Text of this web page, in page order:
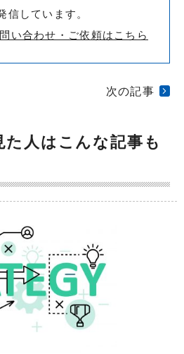
信しています。
い合わせ・ご依頼はこちら
次の記事
た人はこんな記事も